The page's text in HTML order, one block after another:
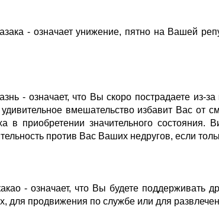
- означает унижение, пятно на Вашей
- означает, что Вы скоро пострадаете из-
удивительное вмешательство избавит Вас от
в приобретении значительного состояния.
против Вас Ваших недругов, если
- означает, что Вы будете поддерживать
для продвижения по службе или для